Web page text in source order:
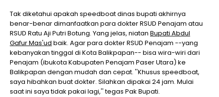
Tak diketahui apakah speedboat dinas bupati akhirnya
benar-benar dimanfaatkan para dokter RSUD Penajam atau
RSUD Ratu Aji Putri Botung. Yang jelas, niatan Bupati Abdul
Gafur Mas'ud baik. Agar para dokter RSUD Penajam --yang
kebanyakan tinggal di Kota Balikpapan-- bisa wira-wiri dari
Penajam (ibukota Kabupaten Penajam Paser Utara) ke
Balikpapan dengan mudah dan cepat. ''Khusus speedboat,
saya hibahkan buat dokter. Silahkan dipakai 24 jam. Mulai
saat ini saya tidak pakai lagi,'' tegas Pak Bupati.